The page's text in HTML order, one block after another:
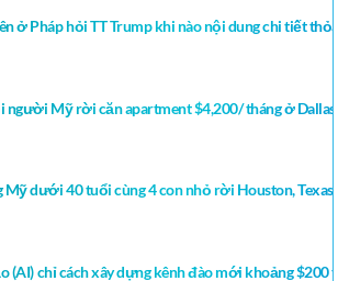
ở Pháp hỏi TT Trump khi nào nội dung chi tiết
Mỹ rời căn apartment $4,200/ tháng ở
Mỹ dưới 40 tuổi cùng 4 con nhỏ rời Houston,
(AI) chỉ cách xây dựng kênh đào mới khoảng